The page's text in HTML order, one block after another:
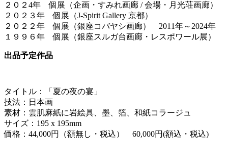
２０２4年 個展（企画・すみれ画廊 / 会場・月光荘画廊）
２０２３年 個展（J-Spirit Gallery 京都）
２０２２年 個展（銀座コバヤシ画廊） 2011年～2024年
１９９６年 個展（銀座スルガ台画廊・レスポワール展）
出品予定作品
タイトル：「夏の夜の宴」
技法：日本画
素材：雲肌麻紙に岩絵具、墨、箔、和紙コラージュ
サイズ：195 x 195mm
価格：44,000円（額無し・税込） 60,000円(額込・税込)